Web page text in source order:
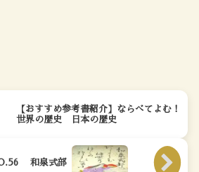
【おすすめ参考書紹介】ならべてよむ！
世界の歴史 日本の歴史
和泉式部